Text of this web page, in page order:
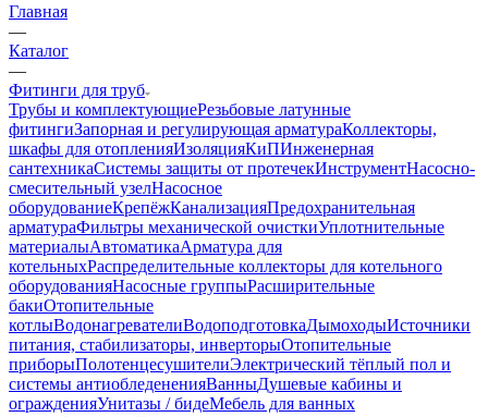
Главная
—
Каталог
—
Фитинги для труб
Трубы и комплектующиеРезьбовые латунные
фитингиЗапорная и регулирующая арматураКоллекторы,
шкафы для отопленияИзоляцияКиПИнженерная
сантехникаСистемы защиты от протечекИнструментНасосно-
смесительный узелНасосное
оборудованиеКрепёжКанализацияПредохранительная
арматураФильтры механической очисткиУплотнительные
материалыАвтоматикаАрматура для
котельныхРаспределительные коллекторы для котельного
оборудованияНасосные группыРасширительные
бакиОтопительные
котлыВодонагревателиВодоподготовкаДымоходыИсточники
питания, стабилизаторы, инверторыОтопительные
приборыПолотенцесушителиЭлектрический тёплый пол и
системы антиобледененияВанныДушевые кабины и
огражденияУнитазы / бидеМебель для ванных